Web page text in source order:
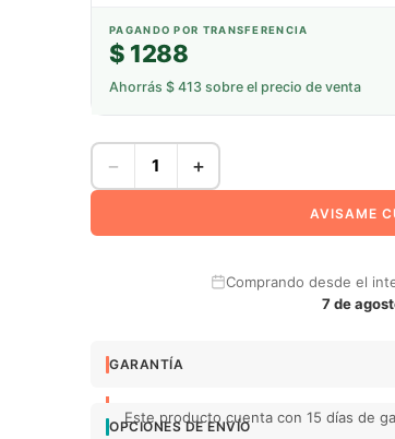
PAGANDO POR TRANSFERENCIA
$ 1288
Ahorrás $ 413 sobre el precio de venta
− +
AVISAME
Comprando desde el
7 de
GARANTÍA
Este producto cuenta con 15 días de
OPCIONES DE ENVÍO